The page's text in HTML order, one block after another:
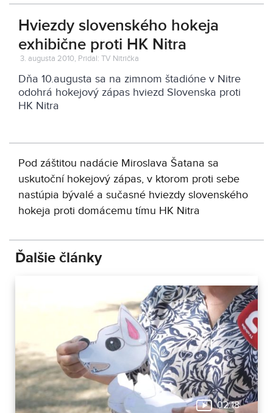
Hviezdy slovenského hokeja
exhibične proti HK Nitra
3. augusta 2010, Pridal: TV Nitrička
Dňa 10.augusta sa na zimnom štadióne v Nitre
odohrá hokejový zápas hviezd Slovenska proti
HK Nitra
Pod záštitou nadácie Miroslava Šatana sa
uskutoční hokejový zápas, v ktorom proti sebe
nastúpia bývalé a sučasné hviezdy slovenského
hokeja proti domácemu tímu HK Nitra
Ďalšie články
02:18